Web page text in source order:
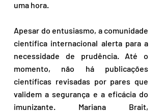
uma hora.
Apesar do entusiasmo, a comunidade
científica internacional alerta para a
necessidade de prudência. Até o
momento, não há publicações
científicas revisadas por pares que
validem a segurança e a eficácia do
imunizante. Mariana Brait,